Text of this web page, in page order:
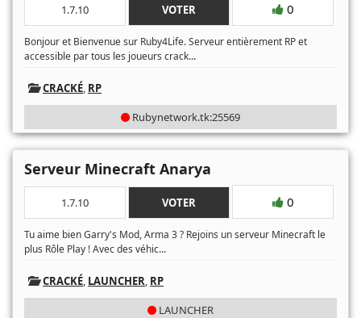
1.7.10 VOTER 0
Bonjour et Bienvenue sur Ruby4Life. Serveur entièrement RP et
accessible par tous les joueurs crack...
CRACKÉ, RP
Rubynetwork.tk:25569
Serveur Minecraft Anarya
1.7.10 VOTER 0
Tu aime bien Garry's Mod, Arma 3 ? Rejoins un serveur Minecraft le
plus Rôle Play ! Avec des véhic...
CRACKÉ, LAUNCHER, RP
LAUNCHER